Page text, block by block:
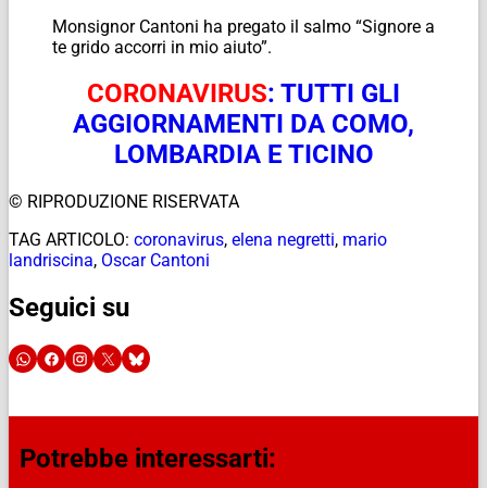
Monsignor Cantoni ha pregato il salmo “Signore a
te grido accorri in mio aiuto”.
CORONAVIRUS: TUTTI GLI
AGGIORNAMENTI DA COMO,
LOMBARDIA E TICINO
© RIPRODUZIONE RISERVATA
TAG ARTICOLO: coronavirus, elena negretti, mario
landriscina, Oscar Cantoni
Seguici su
Potrebbe interessarti: